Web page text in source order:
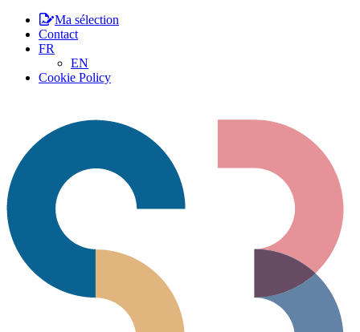
Ma sélection
Contact
FR
EN
Cookie Policy